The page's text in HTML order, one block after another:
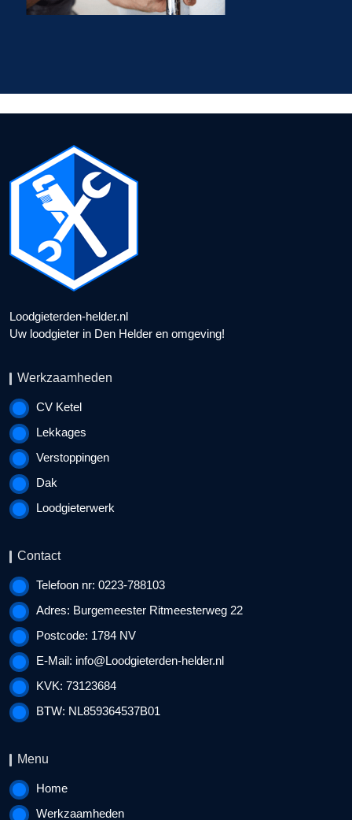
Loodgieterden-helder.nl
Uw loodgieter in Den Helder en omgeving!
Werkzaamheden
CV Ketel
Lekkages
Verstoppingen
Dak
Loodgieterwerk
Contact
Telefoon nr: 0223-788103
Adres: Burgemeester Ritmeesterweg 22
Postcode: 1784 NV
E-Mail: info@Loodgieterden-helder.nl
KVK: 73123684
BTW: NL859364537B01
Menu
Home
Werkzaamheden